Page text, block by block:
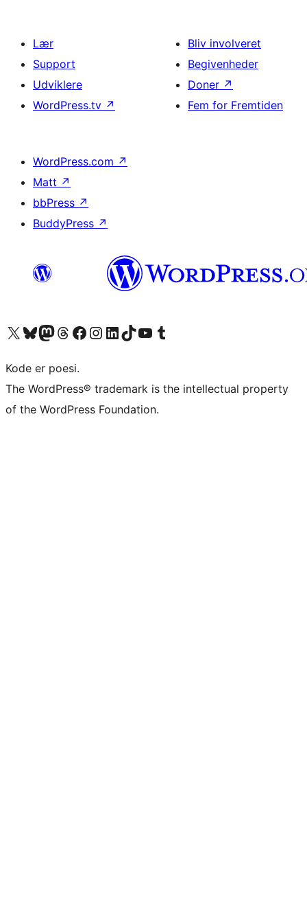
Lær
Support
Udviklere
WordPress.tv ↗
Bliv involveret
Begivenheder
Doner ↗
Fem for Fremtiden
WordPress.com ↗
Matt ↗
bbPress ↗
BuddyPress ↗
Besøg vores X (tidligere Twitter) konto
Besøg vores Bluesky-konto
Besøg vores Mastodon konto
Besøg vores Threads-konto
Besøg vores Facebook sideBesøg vores Instagram konto
Besøg vores LinkedIn konto
Besøg vores TikTok-konto
Besøg vores YouTube-kanalBesøg vores Tumblr-konto
Kode er poesi.
The WordPress® trademark is the intellectual property
of the WordPress Foundation.